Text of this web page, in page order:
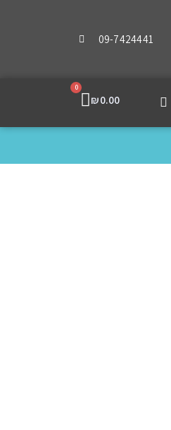
09-7424441
₪0.00
0